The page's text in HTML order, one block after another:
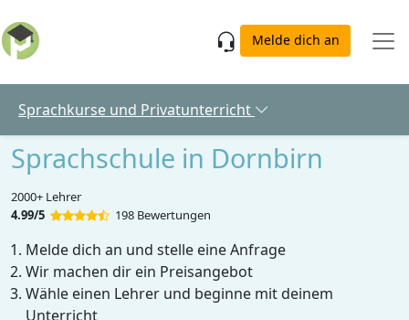
Melde dich an
Sprachkurse und Privatunterricht
Sprachschule in Dornbirn
2000+ Lehrer
4.99/5
198 Bewertungen
Melde dich an und stelle eine Anfrage
Wir machen dir ein Preisangebot
Wähle einen Lehrer und beginne mit deinem
Unterricht